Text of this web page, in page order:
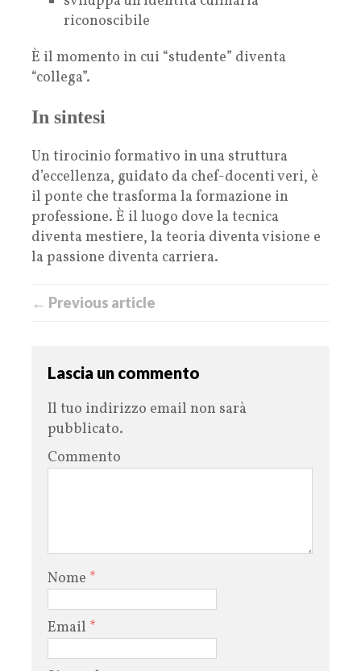
riconoscibile
È il momento in cui “studente” diventa
“collega”.
In sintesi
Un tirocinio formativo in una struttura
d’eccellenza, guidato da chef-docenti veri, è
il ponte che trasforma la formazione in
professione. È il luogo dove la tecnica
diventa mestiere, la teoria diventa visione e
la passione diventa carriera.
← Previous article
Lascia un commento
Il tuo indirizzo email non sarà
pubblicato.
Commento
Nome *
Email *